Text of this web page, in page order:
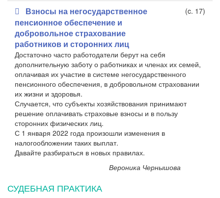
Взносы на негосударственное
пенсионное обеспечение и
добровольное страхование
работников и сторонних лиц
(c. 17)
Достаточно часто работодатели берут на себя
дополнительную заботу о работниках и членах их семей,
оплачивая их участие в системе негосударственного
пенсионного обеспечения, в добровольном страховании
их жизни и здоровья.
Случается, что субъекты хозяйствования принимают
решение оплачивать страховые взносы и в пользу
сторонних физических лиц.
С 1 января 2022 года произошли изменения в
налогообложении таких выплат.
Давайте разбираться в новых правилах.
Вероника Чернышова
СУДЕБНАЯ ПРАКТИКА